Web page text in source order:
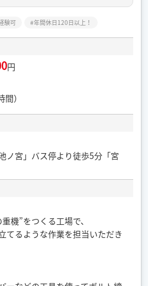
験可 年間休日120日以上！
円
）
ノ宮」バス停より徒歩5分「宮
機”をつくる工場で、
てるような作業を担当いただき